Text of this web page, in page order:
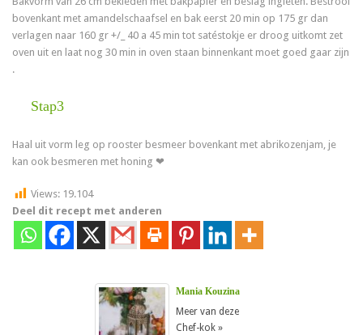
bovenkant met amandelschaafsel en bak eerst 20 min op 175 gr dan
verlagen naar 160 gr +/_ 40 a 45 min tot satéstokje er droog uitkomt zet
oven uit en laat nog 30 min in oven staan binnenkant moet goed gaar zijn
.
Stap3
Haal uit vorm leg op rooster besmeer bovenkant met abrikozenjam, je
kan ook besmeren met honing ❤
Views: 19.104
Deel dit recept met anderen
Mania Kouzina
Meer van deze
Chef-kok »